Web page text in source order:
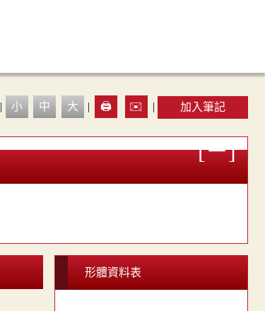
| 小 中 大 | 🖨️ ✉️ | 加入筆記
形體資料表